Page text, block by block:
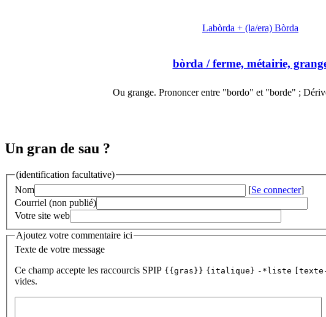
Labòrda + (la/era) Bòrda
bòrda / ferme, métairie,
Ou grange. Prononcer entre "bordo" et "borde" ;
Un gran de sau ?
(identification facultative)
Nom
[Se connecter]
Courriel (non publié)
Votre site web
Ajoutez votre commentaire ici
Texte de votre message
Ce champ accepte les raccourcis SPIP {{gras}} {italique} -*liste
vides.